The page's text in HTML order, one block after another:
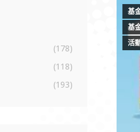
基
基
活
(178)
(118)
(193)